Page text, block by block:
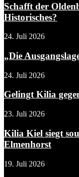
Schafft der
Historisches?
24. Juli 2026
„Die
24. Juli 2026
Gelingt Kilia
23. Juli 2026
Kilia Kiel siegt
Elmenhorst
19. Juli 2026